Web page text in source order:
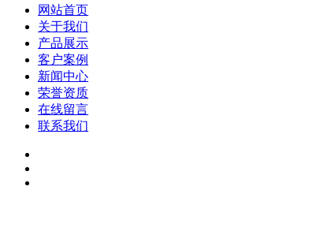
网站首页
关于我们
产品展示
客户案例
新闻中心
荣誉资质
在线留言
联系我们